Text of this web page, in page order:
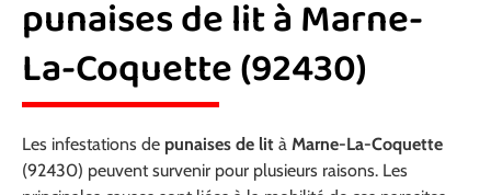
punaises de lit à Marne-
La-Coquette (92430)
Les infestations de punaises de lit à Marne-La-Coquette
(92430) peuvent survenir pour plusieurs raisons. Les